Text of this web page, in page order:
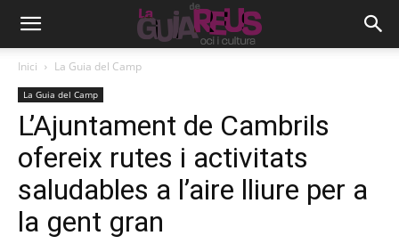
Inici La Guia del Camp
La Guia del Camp
L’Ajuntament de Cambrils
ofereix rutes i activitats
saludables a l’aire lliure per a
la gent gran